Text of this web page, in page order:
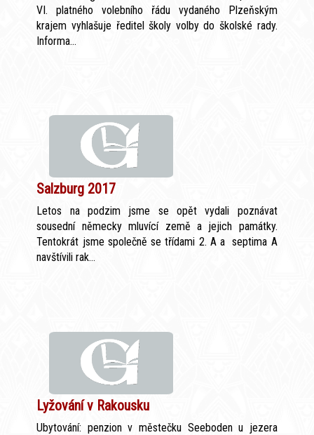
VI. platného volebního řádu vydaného Plzeňským
krajem vyhlašuje ředitel školy volby do školské rady.
Informa...
Salzburg 2017
Letos na podzim jsme se opět vydali poznávat
sousední německy mluvící země a jejich památky.
Tentokrát jsme společně se třídami 2. A a septima A
navštívili rak...
Lyžování v Rakousku
Ubytování: penzion v městečku Seeboden u jezera